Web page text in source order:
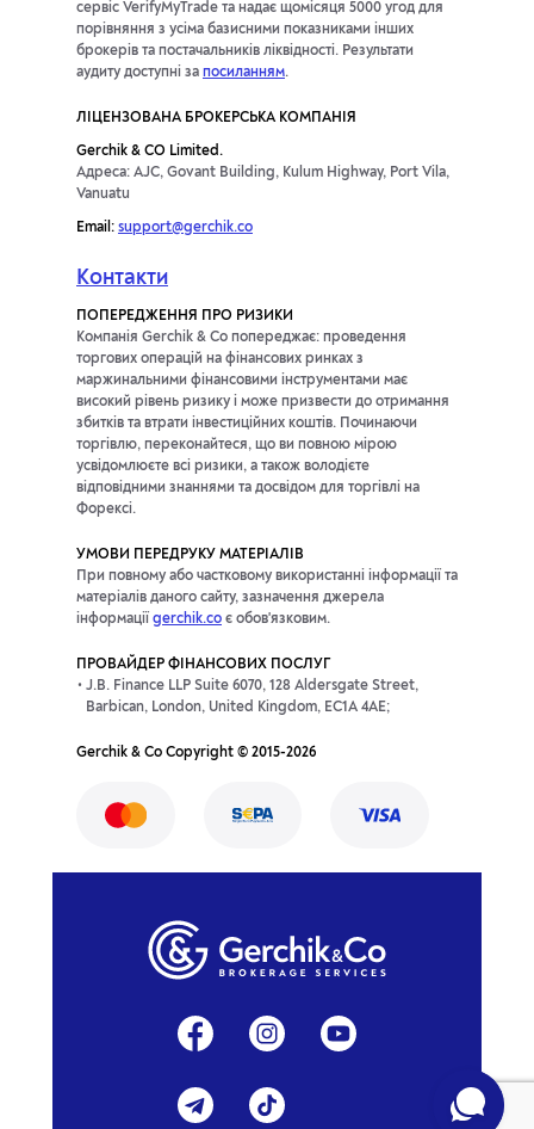
сервіс VerifyMyTrade та надає щомісяця 5000 угод для
порівняння з усіма базисними показниками інших
брокерів та постачальників ліквідності. Результати
аудиту доступні за посиланням.
ЛІЦЕНЗОВАНА БРОКЕРСЬКА КОМПАНІЯ
Gerchik & CO Limited.
Адреса: AJC, Govant Building, Kulum Highway, Port Vila,
Vanuatu
Email: support@gerchik.co
Контакти
ПОПЕРЕДЖЕННЯ ПРО РИЗИКИ
Компанія Gerchik & Co попереджає: проведення
торгових операцій на фінансових ринках з
маржинальними фінансовими інструментами має
високий рівень ризику і може призвести до отримання
збитків та втрати інвестиційних коштів. Починаючи
торгівлю, переконайтеся, що ви повною мірою
усвідомлюєте всі ризики, а також володієте
відповідними знаннями та досвідом для торгівлі на
Форексі.
УМОВИ ПЕРЕДРУКУ МАТЕРІАЛІВ
При повному або частковому використанні інформації та
матеріалів даного сайту, зазначення джерела
інформації gerchik.co є обов'язковим.
ПРОВАЙДЕР ФІНАНСОВИХ ПОСЛУГ
J.B. Finance LLP Suite 6070, 128 Aldersgate Street,
Barbican, London, United Kingdom, EC1A 4AE;
Gerchik & Co Copyright © 2015-2026